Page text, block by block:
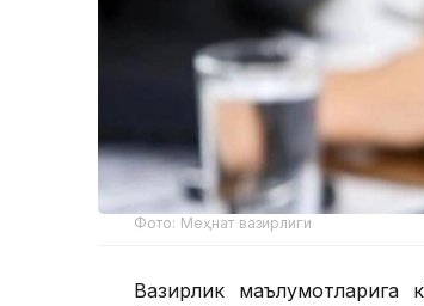
Фото: Меҳнат вазирлиги
Вазирлик